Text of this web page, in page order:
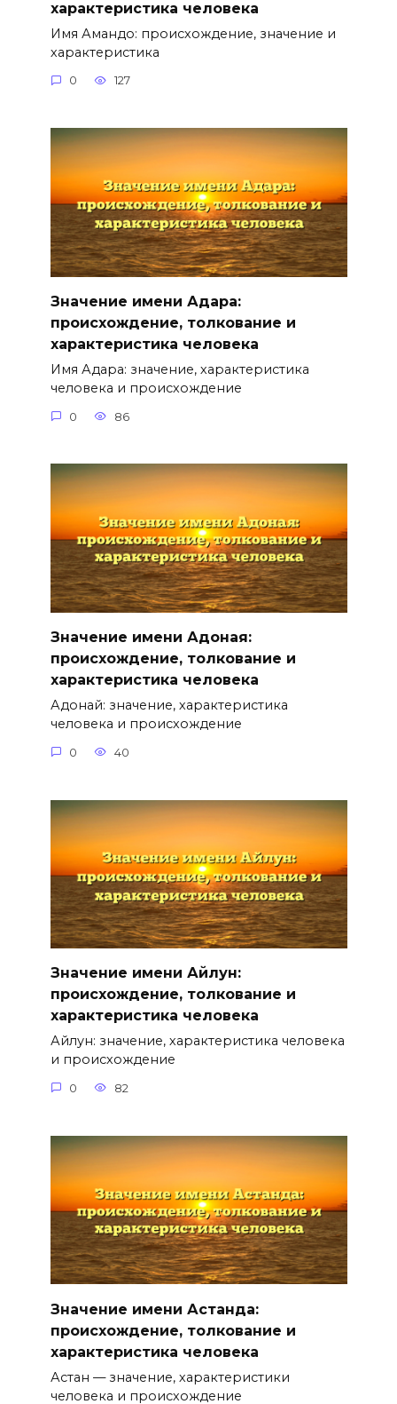
характеристика человека
Имя Амандо: происхождение, значение и
характеристика
0 127
Значение имени Адара:
происхождение, толкование и
характеристика человека
Имя Адара: значение, характеристика
человека и происхождение
0 86
Значение имени Адоная:
происхождение, толкование и
характеристика человека
Адонай: значение, характеристика
человека и происхождение
0 40
Значение имени Айлун:
происхождение, толкование и
характеристика человека
Айлун: значение, характеристика человека
и происхождение
0 82
Значение имени Астанда:
происхождение, толкование и
характеристика человека
Астан — значение, характеристики
человека и происхождение